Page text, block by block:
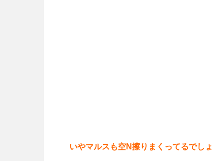
いやマルスも空N擦りまくってるでしょ